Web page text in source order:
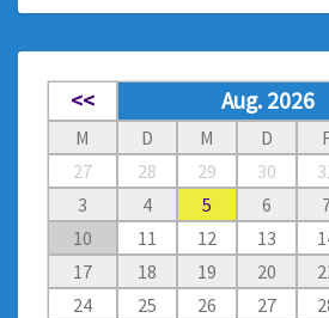
<< Aug. 2026
M D M D
27
28 29 30
3
4 5 6
10
11 12 13
17
18 19 20
24
25 26 27